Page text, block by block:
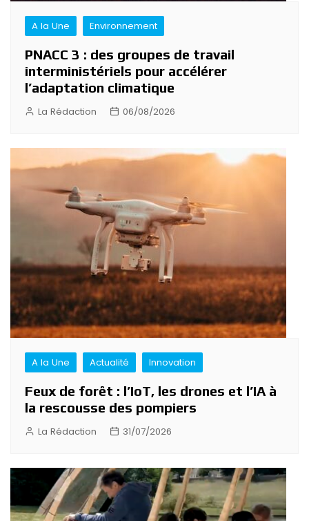
A la Une Environnement
PNACC 3 : des groupes de travail
interministériels pour accélérer
l’adaptation climatique
La Rédaction 06/08/2026
A la Une Actualité Innovation
Feux de forêt : l’IoT, les drones et l’IA à
la rescousse des pompiers
La Rédaction 31/07/2026